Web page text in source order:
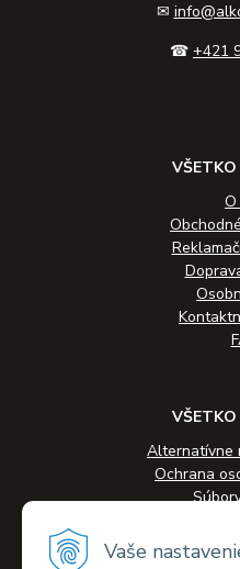
Vaše
✉
☎ +421
VŠETKO
O
VŠETKO
Alternatívne
Ochrana